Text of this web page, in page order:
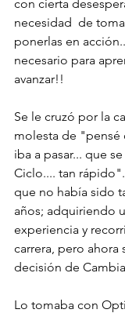
con cierta
necesidad  de
ponerlas en
necesario para
avanzar!!
Se le cruzó por la
molesta de "pensé
iba a pasar... que
Ciclo.... tan
que no había sido
años; adquiriendo
experiencia y
carrera, pero ahora
decisión de
Lo tomaba con